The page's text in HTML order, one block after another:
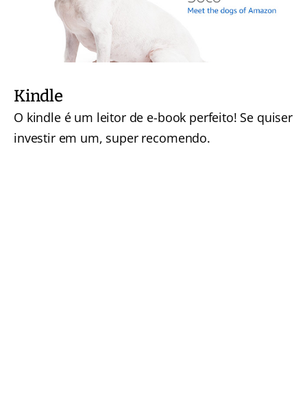
Kindle
O kindle é um leitor de e-book perfeito! Se quiser
investir em um, super recomendo.